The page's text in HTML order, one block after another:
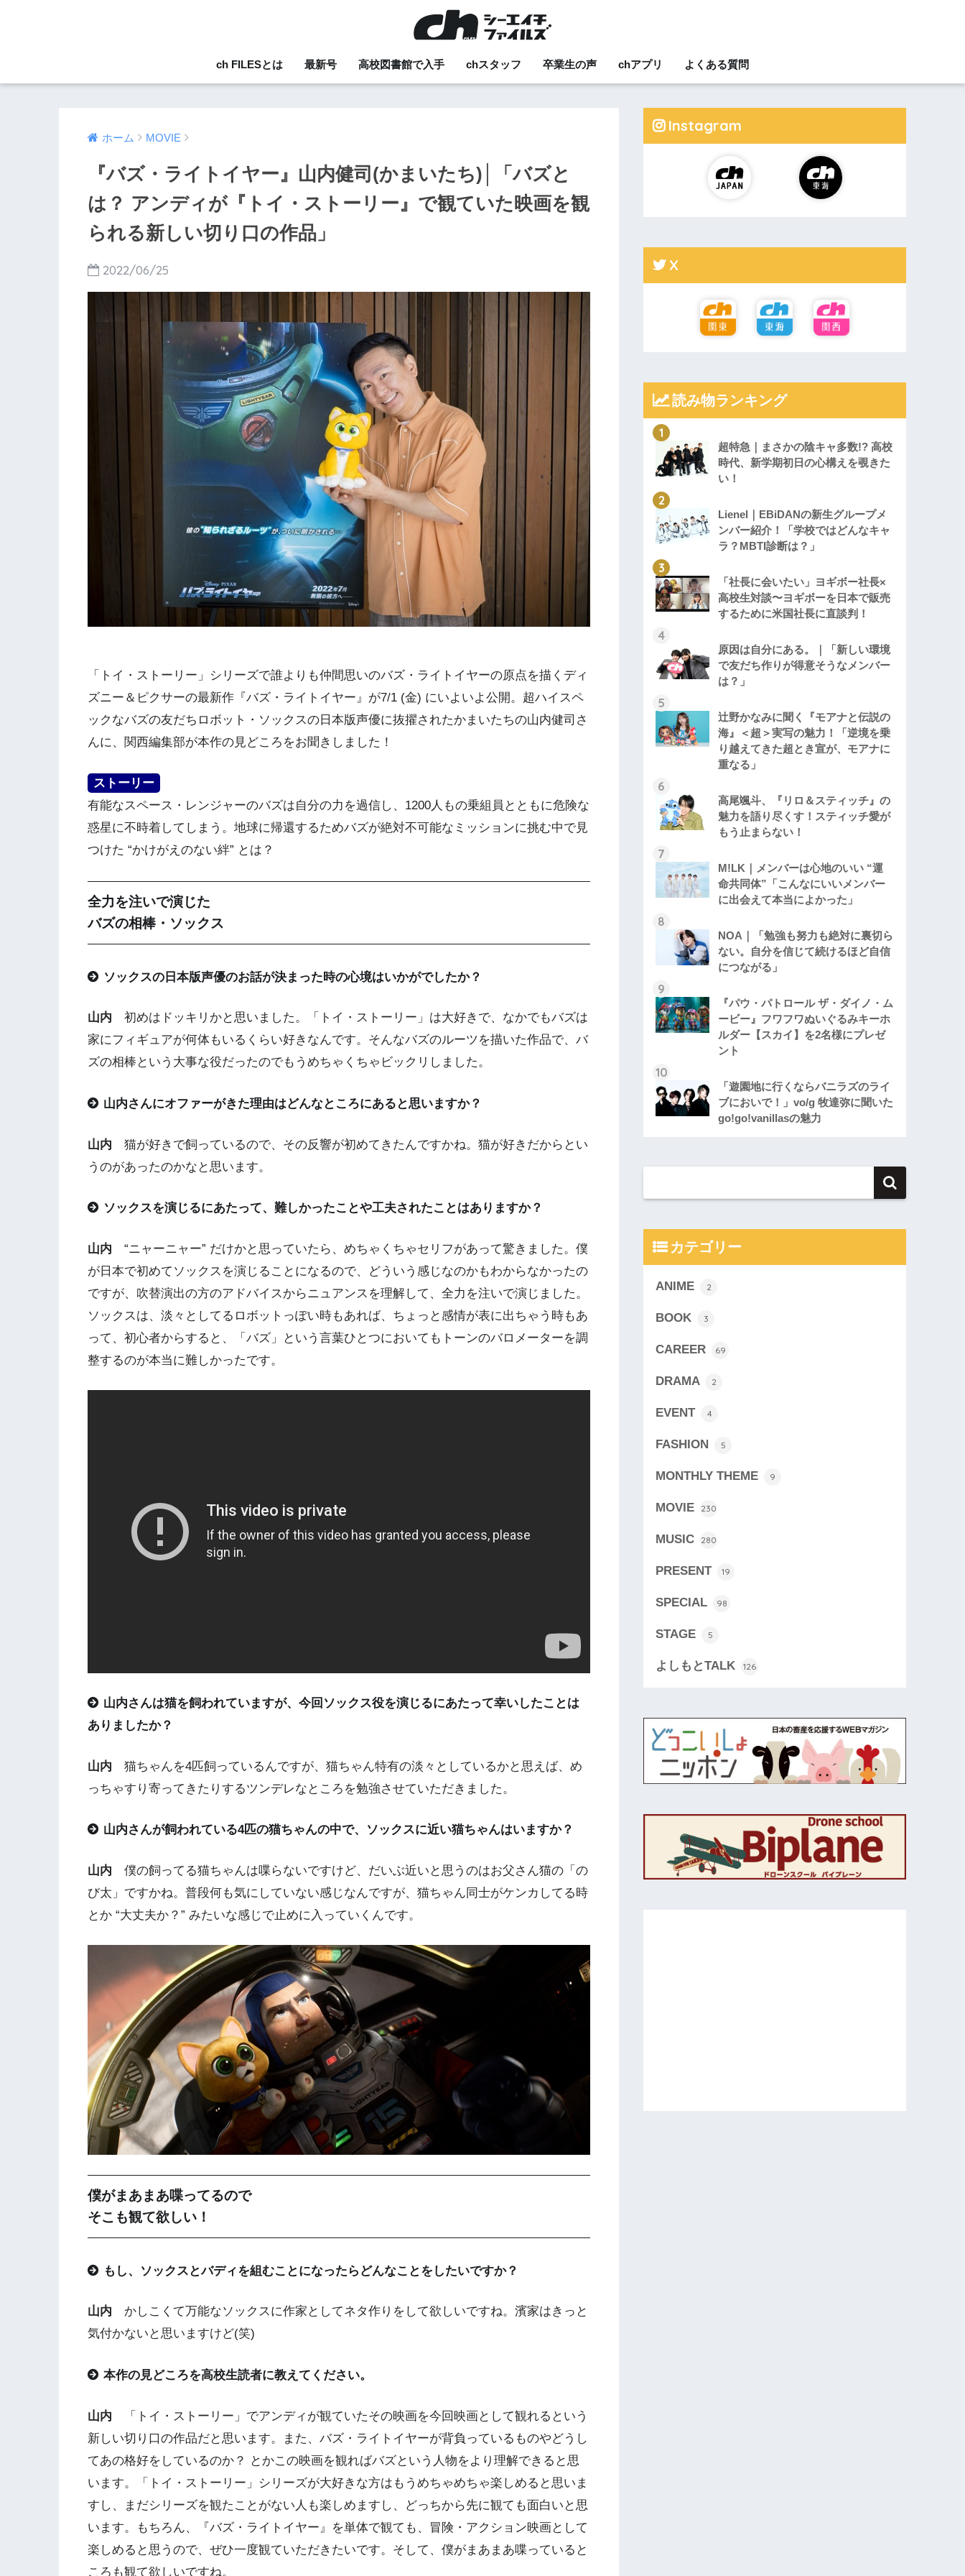
ch FILESとは 最新号 高校図書館で入手 chスタッフ 卒業生の声 chアプリ よくある質問
ホーム MOVIE
『バズ・ライトイヤー』山内健司(かまいたち)│「バズと
は？ アンディが『トイ・ストーリー』で観ていた映画を観
られる新しい切り口の作品」
2022/06/25
「トイ・ストーリー」シリーズで誰よりも仲間思いのバズ・ライトイヤーの原点を描くディ
ズニー＆ピクサーの最新作『バズ・ライトイヤー』が7/1 (金) にいよいよ公開。超ハイスペ
ックなバズの友だちロボット・ソックスの日本版声優に抜擢されたかまいたちの山内健司さ
んに、関西編集部が本作の見どころをお聞きしました！
ストーリー
有能なスペース・レンジャーのバズは自分の力を過信し、1200人もの乗組員とともに危険な
惑星に不時着してしまう。地球に帰還するためバズが絶対不可能なミッションに挑む中で見
つけた “かけがえのない絆” とは？
全力を注いで演じた
バズの相棒・ソックス
ソックスの日本版声優のお話が決まった時の心境はいかがでしたか？
山内 初めはドッキリかと思いました。「トイ・ストーリー」は大好きで、なかでもバズは
家にフィギュアが何体もいるくらい好きなんです。そんなバズのルーツを描いた作品で、バ
ズの相棒という大事な役だったのでもうめちゃくちゃビックリしました。
山内さんにオファーがきた理由はどんなところにあると思いますか？
山内 猫が好きで飼っているので、その反響が初めてきたんですかね。猫が好きだからとい
うのがあったのかなと思います。
ソックスを演じるにあたって、難しかったことや工夫されたことはありますか？
山内 “ニャーニャー” だけかと思っていたら、めちゃくちゃセリフがあって驚きました。僕
が日本で初めてソックスを演じることになるので、どういう感じなのかもわからなかったの
ですが、吹替演出の方のアドバイスからニュアンスを理解して、全力を注いで演じました。
ソックスは、淡々としてるロボットっぽい時もあれば、ちょっと感情が表に出ちゃう時もあ
って、初心者からすると、「バズ」という言葉ひとつにおいてもトーンのバロメーターを調
整するのが本当に難しかったです。
山内さんは猫を飼われていますが、今回ソックス役を演じるにあたって幸いしたことは
ありましたか？
山内 猫ちゃんを4匹飼っているんですが、猫ちゃん特有の淡々としているかと思えば、め
っちゃすり寄ってきたりするツンデレなところを勉強させていただきました。
山内さんが飼われている4匹の猫ちゃんの中で、ソックスに近い猫ちゃんはいますか？
山内 僕の飼ってる猫ちゃんは喋らないですけど、だいぶ近いと思うのはお父さん猫の「の
び太」ですかね。普段何も気にしていない感じなんですが、猫ちゃん同士がケンカしてる時
とか “大丈夫か？” みたいな感じで止めに入っていくんです。
僕がまあまあ喋ってるので
そこも観て欲しい！
もし、ソックスとバディを組むことになったらどんなことをしたいですか？
山内 かしこくて万能なソックスに作家としてネタ作りをして欲しいですね。濱家はきっと
気付かないと思いますけど(笑)
本作の見どころを高校生読者に教えてください。
山内 「トイ・ストーリー」でアンディが観ていたその映画を今回映画として観れるという
新しい切り口の作品だと思います。また、バズ・ライトイヤーが背負っているものやどうし
てあの格好をしているのか？ とかこの映画を観ればバズという人物をより理解できると思
います。「トイ・ストーリー」シリーズが大好きな方はもうめちゃめちゃ楽しめると思いま
すし、まだシリーズを観たことがない人も楽しめますし、どっちから先に観ても面白いと思
います。もちろん、『バズ・ライトイヤー』を単体で観ても、冒険・アクション映画として
楽しめると思うので、ぜひ一度観ていただきたいです。そして、僕がまあまあ喋っていると
ころも観て欲しいですね。
Instagram
X
読み物ランキング
超特急｜まさかの陰キャ多数!? 高校
時代、新学期初日の心構えを覗きた
い！
Lienel｜EBiDANの新生グループメ
ンバー紹介！「学校ではどんなキャ
ラ？MBTI診断は？」
「社長に会いたい」ヨギボー社長×
高校生対談〜ヨギボーを日本で販売
するために米国社長に直談判！
原因は自分にある。｜「新しい環境
で友だち作りが得意そうなメンバー
は？」
辻野かなみに聞く『モアナと伝説の
海』＜超＞実写の魅力！「逆境を乗
り越えてきた超とき宣が、モアナに
重なる」
高尾颯斗、『リロ＆スティッチ』の
魅力を語り尽くす！スティッチ愛が
もう止まらない！
M!LK｜メンバーは心地のいい “運
命共同体”「こんなにいいメンバー
に出会えて本当によかった」
NOA｜「勉強も努力も絶対に裏切ら
ない。自分を信じて続けるほど自信
につながる」
『パウ・パトロール ザ・ダイノ・ム
ービー』フワフワぬいぐるみキーホ
ルダー【スカイ】を2名様にプレゼ
ント
「遊園地に行くならバニラズのライ
ブにおいで！」vo/g 牧達弥に聞いた
go!go!vanillasの魅力
カテゴリー
ANIME 2
BOOK 3
CAREER 69
DRAMA 2
EVENT 4
FASHION 5
MONTHLY THEME 9
MOVIE 230
MUSIC 280
PRESENT 19
SPECIAL 98
STAGE 5
よしもとTALK 126